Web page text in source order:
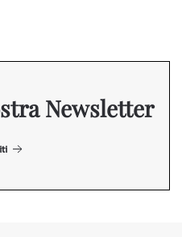
Newsletter